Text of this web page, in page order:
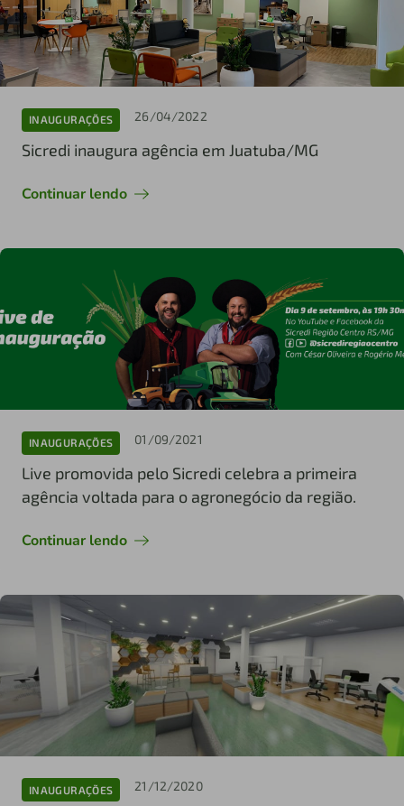
INAUGURAÇÕES 26/04/2022
Sicredi inaugura agência em Juatuba/MG
Continuar lendo
INAUGURAÇÕES 01/09/2021
Live promovida pelo Sicredi celebra a primeira
agência voltada para o agronegócio da região.
Continuar lendo
INAUGURAÇÕES 21/12/2020